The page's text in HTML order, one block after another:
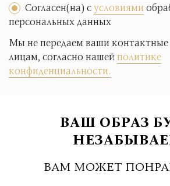
Согласен(на) сусловиями
персональных данных
Мы не передаем ваши
лицам, согласно нашейполитике
конфиденциальности.
ВАШ ОБРАЗ
ВАМ МОЖЕТ